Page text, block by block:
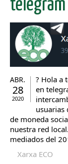
telegram
ABR.
28
2020
? Hola a
en
usuarias
de moneda
nuestra red
mediados del
Xarxa ECO